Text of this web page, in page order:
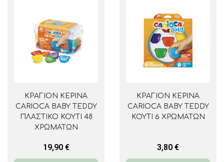
ΚΡΑΓΙΟΝ ΚΕΡΙΝΑ
CARIOCA BABY TEDDY
ΠΛΑΣΤΙΚΟ ΚΟΥΤΙ 48
ΧΡΩΜΑΤΩΝ
19,90 €
ΚΡΑΓΙΟΝ ΚΕΡΙΝΑ
CARIOCA BABY TEDDY
ΚΟΥΤΙ 6 ΧΡΩΜΑΤΩΝ
3,80 €